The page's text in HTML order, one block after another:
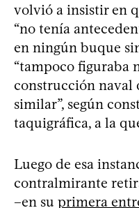
volvió a insistir en
“no tenía
en ningún buque
“tampoco figuraba
construcción naval
similar”, según
taquigráfica, a la
Luego de esa
contralmirante
–en su primera